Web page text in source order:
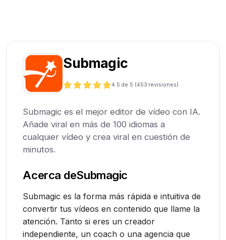
Submagic
4.5 de 5 (453 revisiones)
Submagic es el mejor editor de vídeo con IA.
Añade viral en más de 100 idiomas a
cualquier vídeo y crea viral en cuestión de
minutos.
Acerca deSubmagic
Submagic es la forma más rápida e intuitiva de
convertir tus vídeos en contenido que llame la
atención. Tanto si eres un creador
independiente, un coach o una agencia que